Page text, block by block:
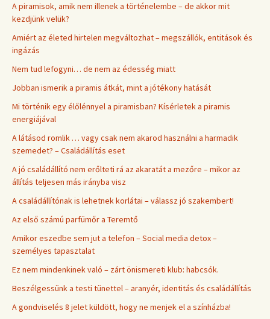
A piramisok, amik nem illenek a történelembe – de akkor mit
kezdjünk velük?
Amiért az életed hirtelen megváltozhat – megszállók, entitások és
ingázás
Nem tud lefogyni… de nem az édesség miatt
Jobban ismerik a piramis átkát, mint a jótékony hatását
Mi történik egy élőlénnyel a piramisban? Kísérletek a piramis
energiájával
A látásod romlik … vagy csak nem akarod használni a harmadik
szemedet? – Családállítás eset
A jó családállító nem erőlteti rá az akaratát a mezőre – mikor az
állítás teljesen más irányba visz
A családállítónak is lehetnek korlátai – válassz jó szakembert!
Az első számú parfümőr a Teremtő
Amikor eszedbe sem jut a telefon – Social media detox –
személyes tapasztalat
Ez nem mindenkinek való – zárt önismereti klub: habcsók.
Beszélgessünk a testi tünettel – aranyér, identitás és családállítás
A gondviselés 8 jelet küldött, hogy ne menjek el a színházba!